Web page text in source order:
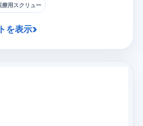
療用スクリュー
を表示